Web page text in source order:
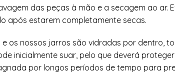
das peças à mão e a secagem ao ar.
após estarem completamente secas.
e os nossos jarros são vidradas por dentro,
inicialmente suar, pelo que deverá
por longos períodos de tempo para